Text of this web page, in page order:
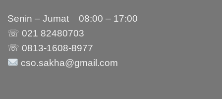
Senin – Jumat 08:00 – 17:00
☏ 021 82480703
☏ 0813-1608-8977
cso.sakha@gmail.com